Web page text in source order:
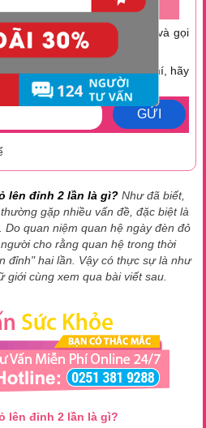
PHÍ TRỰC TUYẾN 24/24
chuyện hãy nhấc máy lên và gọi
9288
hoặc muốn tiết kiệm chi phí, hãy
GỬI
lên đỉnh 2 lần là gì? Như đã biết,
gặp nhiều vấn đề, đặc biệt là
quan niệm quan hệ ngày đèn đỏ
cho rằng quan hệ trong thời
đỉnh" hai lần. Vậy có thực sự là như
giới cùng xem qua bài viết sau.
lên đỉnh 2 lần là gì?